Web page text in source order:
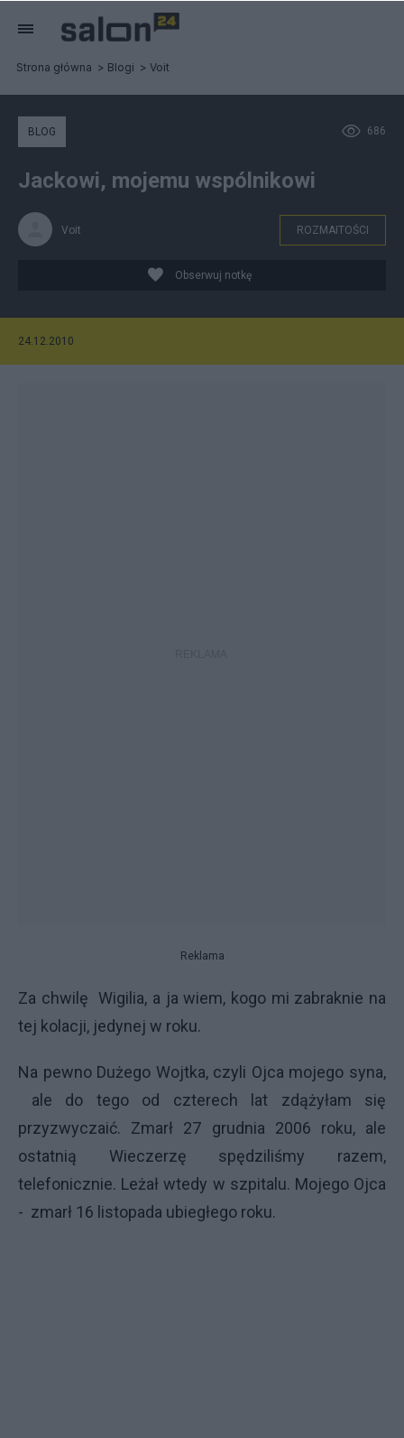
Strona główna Blogi Voit
686
BLOG
Jackowi, mojemu wspólnikowi
Voit ROZMAITOŚCI
Obserwuj notkę
24.12.2010
Reklama
Za chwilę
Wigilia, a ja wiem, kogo mi zabraknie na
tej kolacji, jedynej w roku.
Na pewno Dużego Wojtka, czyli Ojca mojego syna,
ale do tego od czterech lat zdążyłam się
przyzwyczaić. Zmarł 27 grudnia 2006 roku, ale
ostatnią Wieczerzę spędziliśmy razem,
telefonicznie. Leżał wtedy w szpitalu. Mojego Ojca
- zmarł 16 listopada ubiegłego roku.